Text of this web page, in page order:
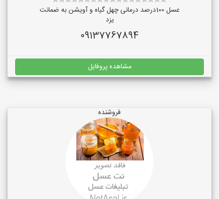
عسل 100درصد درمانی چهل گیاه و آویشن به ضمانت
یزد
09137767894
مشاهده پروفایل
فروشنده